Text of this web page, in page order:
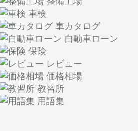
車検
車カタログ
自動車ローン
保険
レビュー
価格相場
教習所
用語集